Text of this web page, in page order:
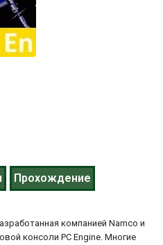
Прохождение
компанией Namco и
консоли PC Engine. Многие